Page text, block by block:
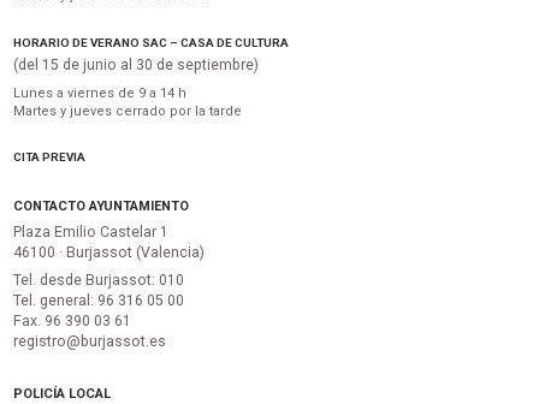
HORARIO DE VERANO SAC – CASA DE CULTURA
(del 15 de junio al 30 de septiembre)
Lunes a viernes de 9 a 14 h
Martes y jueves cerrado por la tarde
CITA PREVIA
CONTACTO AYUNTAMIENTO
Plaza Emilio Castelar 1
46100 · Burjassot (Valencia)
Tel. desde Burjassot: 010
Tel. general: 96 316 05 00
Fax. 96 390 03 61
registro@burjassot.es
POLICÍA LOCAL